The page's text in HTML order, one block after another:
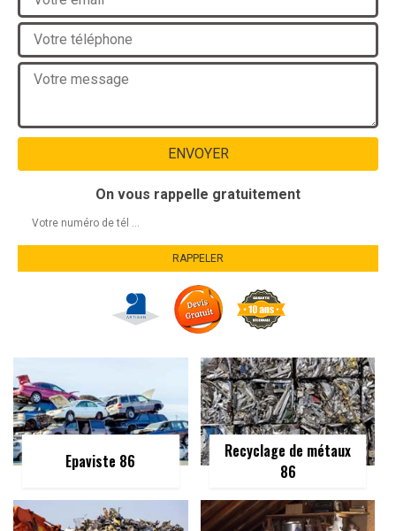
On vous rappelle gratuitement
Epaviste 86
Recyclage de métaux
86